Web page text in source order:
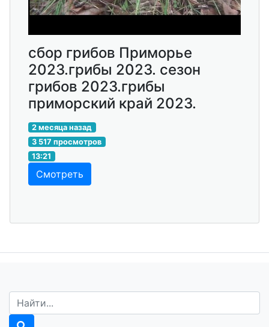
сбор грибов Приморье
2023.грибы 2023. сезон
грибов 2023.грибы
приморский край 2023.
2 месяца назад
3 517 просмотров
13:21
Смотреть